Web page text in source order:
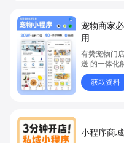
宠物商家
用
有赞宠物门
送 的一体化
获取资料
小程序商